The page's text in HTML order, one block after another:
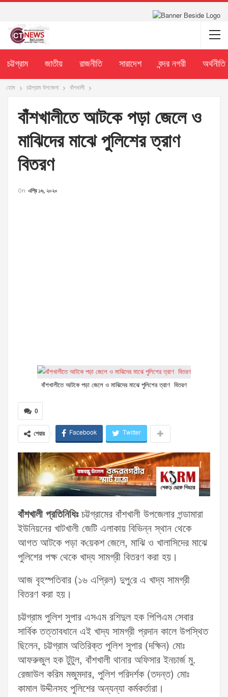
চট্টগ্রাম জাতীয় রাজনীতি সারাদেশ বন্দর নগরী অর্থনীতি
হোম চট্টগ্রাম উপজেলা বাঁশখালী
বাঁশখালীতে আটকে পড়া জেলে ও
মাঝিদের মাঝে পুলিশের ত্রাণ
বিতরণ
On এপ্রি ১৬, ২০২০
বাঁশখালীতে আটকে পড়া জেলে ও মাঝিদের মাঝে পুলিশের ত্রাণ বিতরণ
0
শেয়ার Facebook Twitter
বাঁশখালী প্রতিনিধিঃচট্টগ্রামের বাঁশখালী উপজেলার গন্ডামারা
ইউনিয়নের খাটখালী জেটি এলাকায় বিভিন্ন স্থান থেকে
আগত আটকে পড়া ক‌য়েকশ জেলে, মাঝি ও খালাসিদের মাঝে
পুলিশের পক্ষ থেকে খাদ্য সামগ্রী বিতরণ করা হয়।
আজ বৃহস্পতিবার (১৬ এপ্রিল) দুপু‌রে এ খাদ্য সামগ্রী
বিতরণ করা হয়।
চট্টগ্রাম পুলিশ সুপার এসএম রশিদুল হক পিপিএম সেবার
সার্বিক তত্তাবধানে এই খাদ্য সামগ্রী প্রদান কালে উপস্থিত
ছিলেন, চট্টগ্রাম অতিরিক্ত পুলিশ সুপার (দক্ষিন) মোঃ
আফরুজুল হক টুটুল, বাঁশখালী থানার অফিসার ইনচার্জ মু.
রেজাউল করিম মজুমদার, পুলিশ পরিদর্শক (তদন্ত) মোঃ
কামাল উদ্দীনসহ পুলিশের অন্যন্যা কর্মকর্তারা।